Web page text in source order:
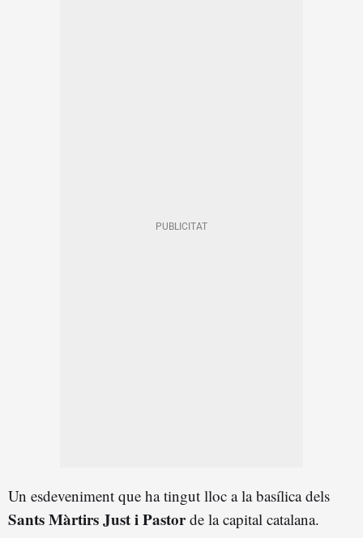
Un esdeveniment que ha tingut lloc a la basílica dels
Sants Màrtirs Just i Pastorde la capital catalana.